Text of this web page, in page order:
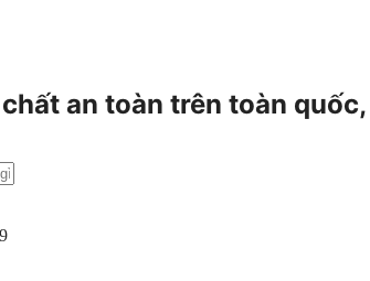
an toàn trên toàn